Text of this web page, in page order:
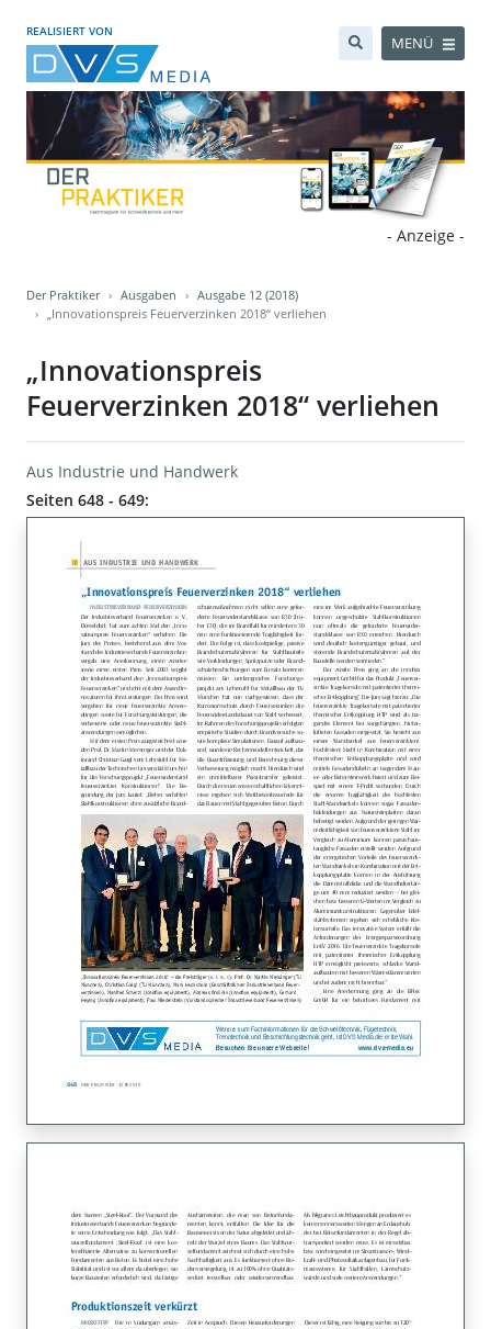
REALISIERT VON
MENÜ
- Anzeige -
Der Praktiker Ausgaben
Ausgabe 12 (2018)
„Innovationspreis Feuerverzinken 2018“ verliehen
„Innovationspreis
Feuerverzinken 2018“ verliehen
Aus Industrie und Handwerk
Seiten 648 - 649: